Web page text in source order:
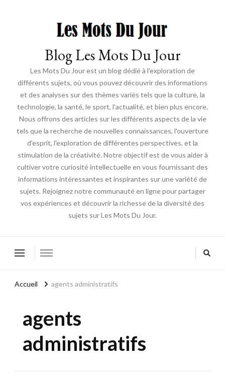
Blog Les Mots Du Jour
Les Mots Du Jour est un blog dédié à l'exploration de
différents sujets, où vous pouvez découvrir des informations
et des analyses sur des thèmes variés tels que la culture, la
technologie, la santé, le sport, l'actualité, et bien plus encore.
Nous offrons des articles sur les différents aspects de la vie
tels que la recherche de nouvelles connaissances, l'ouverture
d'esprit, l'exploration de différentes perspectives, et la
stimulation de la créativité. Notre objectif est de vous aider à
cultiver votre curiosité intellectuelle en vous fournissant des
informations intéressantes et inspirantes sur une variété de
sujets. Rejoignez notre communauté en ligne pour partager
vos expériences et découvrir la richesse de la diversité des
sujets sur Les Mots Du Jour.
Accueil agents administratifs
agents
administratifs